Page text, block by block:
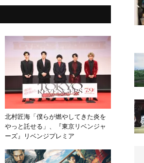
北村匠海「僕らが燃やしてきた炎を
やっと託せる」、『東京リベンジャ
ーズ』リベンジプレミア